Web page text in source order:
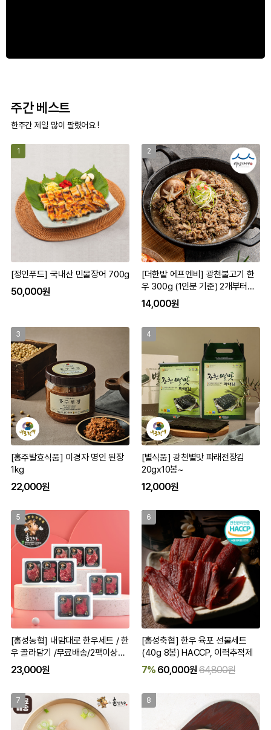
주간 베스트
한주간 제일 많이 팔렸어요 !
1
[정인푸드] 국내산 민물장어 700g
50,000원
2
[더한밭 에프엔비] 광천불고기 한
우 300g (1인분 기준) 2개부터구
입가능
14,000원
3
[홍주발효식품] 이경자 명인 된장
1kg
22,000원
4
[별식품] 광천별맛 파래전장김
20gx10봉~
12,000원
5
[홍성농협] 내맘대로 한우세트 / 한
우 골라담기 /무료배송/2팩이상구
입가능
23,000원
6
[홍성축협] 한우 육포 선물세트
(40g 8봉) HACCP, 이력추적제
7% 60,000원64,800원
7 8